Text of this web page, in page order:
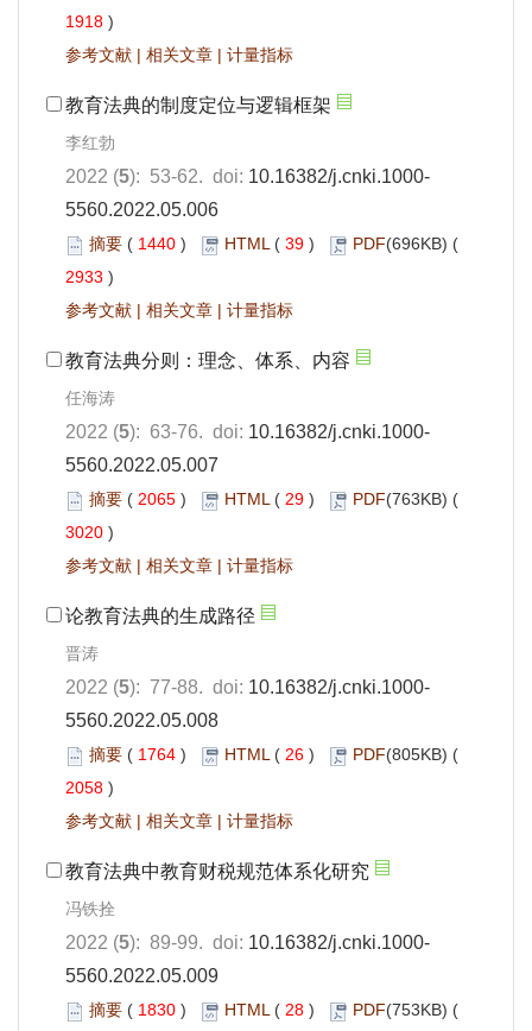
1918 )
参考文献 | 相关文章 | 计量指标
教育法典的制度定位与逻辑框架
李红勃
2022 (5): 53-62. doi: 10.16382/j.cnki.1000-
5560.2022.05.006
摘要 ( 1440 ) HTML( 39 ) PDF(696KB) (
2933 )
参考文献 | 相关文章 | 计量指标
教育法典分则：理念、体系、内容
任海涛
2022 (5): 63-76. doi: 10.16382/j.cnki.1000-
5560.2022.05.007
摘要 ( 2065 ) HTML( 29 ) PDF(763KB) (
3020 )
参考文献 | 相关文章 | 计量指标
论教育法典的生成路径
晋涛
2022 (5): 77-88. doi: 10.16382/j.cnki.1000-
5560.2022.05.008
摘要 ( 1764 ) HTML( 26 ) PDF(805KB) (
2058 )
参考文献 | 相关文章 | 计量指标
教育法典中教育财税规范体系化研究
冯铁拴
2022 (5): 89-99. doi: 10.16382/j.cnki.1000-
5560.2022.05.009
摘要 ( 1830 ) HTML( 28 ) PDF(753KB) (